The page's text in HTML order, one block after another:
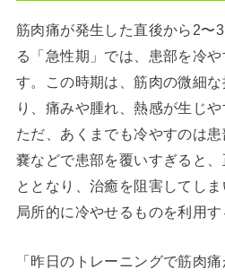
筋肉痛が発生した直後から2〜
る「急性期」では、患部を冷
す。この時期は、筋肉の微細
り、痛みや腫れ、熱感が生じや
ただ、あくまでも冷やすのは
嚢などで患部を覆いすぎると
ととなり、治癒を阻害してし
局所的に冷やせるものを利用す
「昨日のトレーニングで筋肉